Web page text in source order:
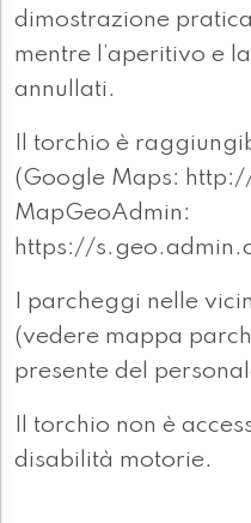
dimostrazione
mentre l’aperitivo e
annullati.
Il torchio è
(Google Maps:
MapGeoAdmin:
https://
I parcheggi nelle
(vedere mappa
presente del
Il torchio non è
disabilità motorie.